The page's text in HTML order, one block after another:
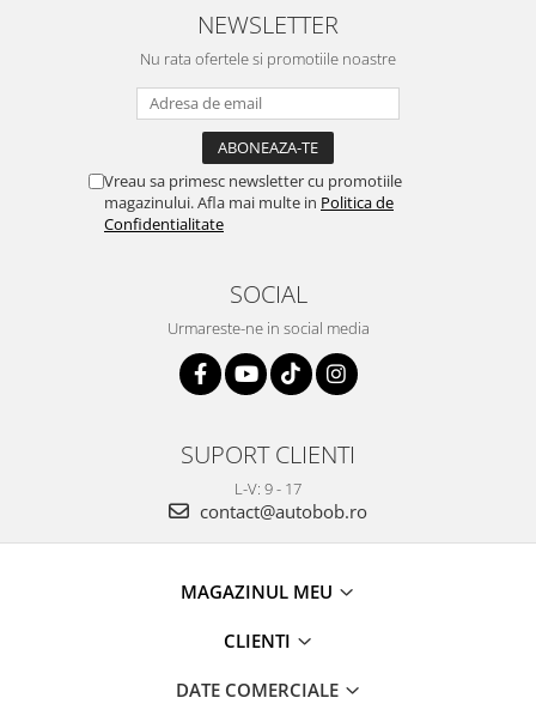
NEWSLETTER
Nu rata ofertele si promotiile noastre
Vreau sa primesc newsletter cu promotiile
magazinului. Afla mai multe in Politica de
Confidentialitate
SOCIAL
Urmareste-ne in social media
SUPORT CLIENTI
L-V: 9 - 17
contact@autobob.ro
MAGAZINUL MEU
CLIENTI
DATE COMERCIALE